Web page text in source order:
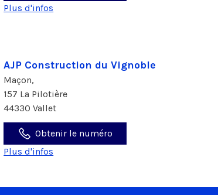
Plus d'infos
AJP Construction du Vignoble
Maçon,
157 La Pilotière
44330 Vallet
Obtenir le numéro
Plus d'infos